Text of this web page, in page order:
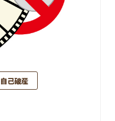
自己破産